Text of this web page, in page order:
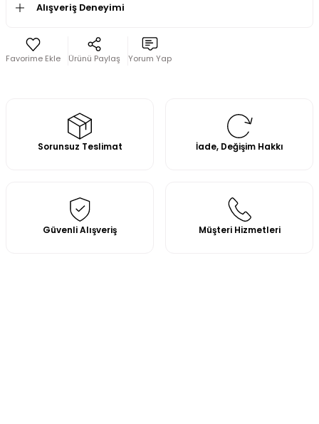
Alışveriş Deneyimi
Ürünü Paylaş Yorum Yap
Sorunsuz Teslimat İade, Değişim Hakkı
Güvenli Alışveriş Müşteri Hizmetleri